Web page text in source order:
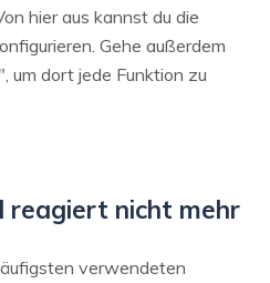
hier aus kannst du die
Gehe außerdem
um dort jede Funktion zu
reagiert nicht mehr
verwendeten